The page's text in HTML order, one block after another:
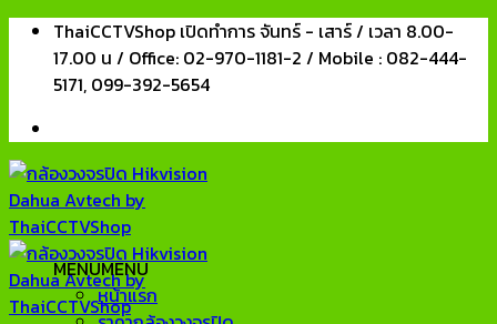
Skip
content
ThaiCCTVShop เปิดทำการ จันทร์ - เสาร์ / เวลา 8.00-
17.00 น / Office: 02-970-1181-2 / Mobile : 082-444-
5171, 099-392-5654
MENUMENU
หน้าแรก